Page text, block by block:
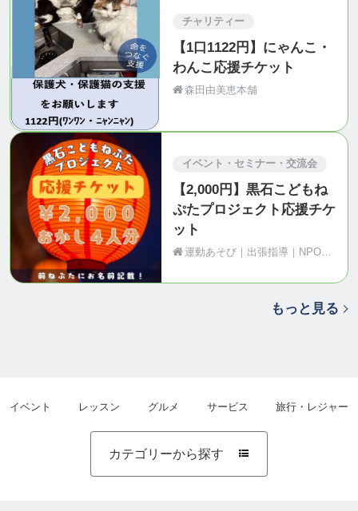
チャリティー
【1口1122円】にゃんこ・
わんこ応援チケット
森田由美恵本舗
イベント・セミナー・交流会
【2,000円】黒石こどもね
ぷたプロジェクト応援チケ
ット
運動あそび｜出張指導｜NPO法人Motion（青森県黒石市）
もっと見る
イベント レッスン グルメ サービス 旅行・レジャー
カテゴリーから探す 